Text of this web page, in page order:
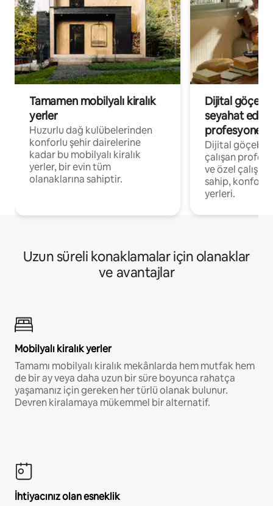
Tamamen mobilyalı kiralık
yerler
Huzurlu dağ kulübelerinden
konforlu şehir dairelerine
kadar bu mobilyalı kiralık
yerler, bir evin tüm
olanaklarına sahiptir.
Dijital
seyahat eden
Dijital
çalışan
ve özel
sahip,
yerleri.
Uzun süreli konaklamalar için olanaklar
ve avantajlar
Mobilyalı kiralık yerler
Tamamı mobilyalı kiralık mekânlarda hem mutfak hem
de bir ay veya daha uzun bir süre boyunca rahatça
yaşamanız için gereken her türlü olanak bulunur.
Devren kiralamaya mükemmel bir alternatif.
İhtiyacınız olan esneklik